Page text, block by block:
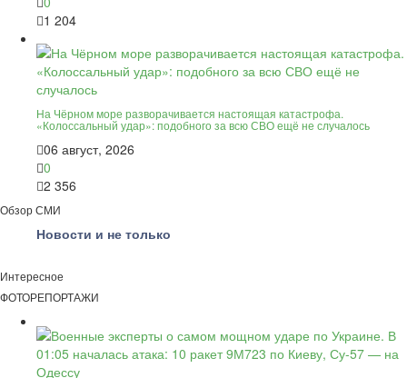
1 204
На Чёрном море разворачивается настоящая катастрофа.
«Колоссальный удар»: подобного за всю СВО ещё не случалось
06 август, 2026
0
2 356
Обзор СМИ
Новости и не только
Интересное
ФОТОРЕПОРТАЖИ